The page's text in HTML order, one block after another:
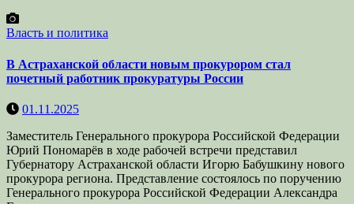
Власть и политика
В Астраханской области новым прокурором стал
почетный работник прокуратуры России
01.11.2025
Заместитель Генерального прокурора Российской Федерации
Юрий Пономарёв в ходе рабочей встречи представил
Губернатору Астраханской области Игорю Бабушкину нового
прокурора региона. Представление состоялось по поручению
Генерального прокурора Российской Федерации Александра